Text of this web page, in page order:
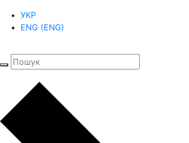
УКР
ENG (ENG)